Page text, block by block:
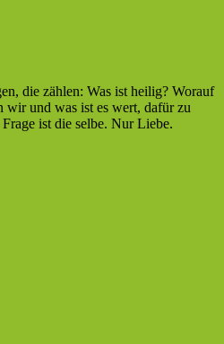
die zählen: Was ist heilig? Worauf
wir und was ist es wert, dafür zu
ist die selbe. Nur Liebe.